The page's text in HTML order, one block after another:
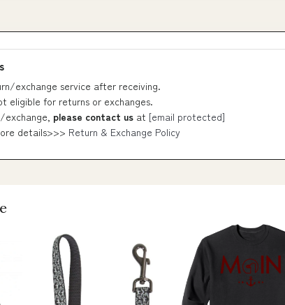
exchange service after receiving.
eligible for returns or exchanges.
exchange, please contact us at [email protected]
details>>> Return & Exchange Policy